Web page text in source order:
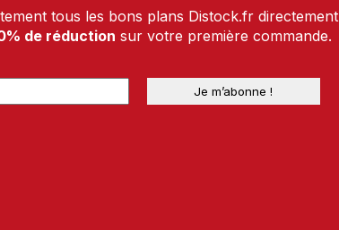
tous les bons plans Distock.fr directement
de réduction sur votre première commande.